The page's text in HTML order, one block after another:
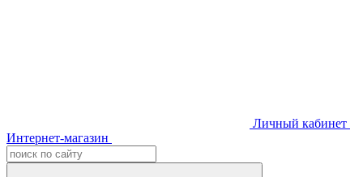
Личный кабинет
Интернет-магазин